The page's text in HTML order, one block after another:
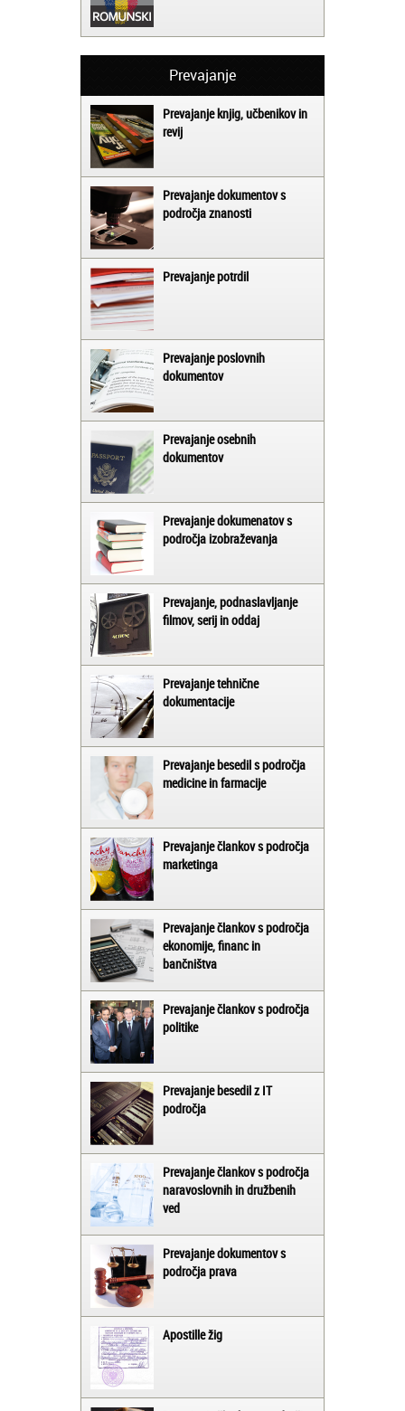
Prevajanje
Prevajanje knjig, učbenikov in
revij
Prevajanje dokumentov s
področja znanosti
Prevajanje potrdil
Prevajanje poslovnih
dokumentov
Prevajanje osebnih
dokumentov
Prevajanje dokumenatov s
področja izobraževanja
Prevajanje, podnaslavljanje
filmov, serij in oddaj
Prevajanje tehnične
dokumentacije
Prevajanje besedil s področja
medicine in farmacije
Prevajanje člankov s področja
marketinga
Prevajanje člankov s področja
ekonomije, financ in
bančništva
Prevajanje člankov s področja
politike
Prevajanje besedil z IT
področja
Prevajanje člankov s področja
naravoslovnih in družbenih
ved
Prevajanje dokumentov s
področja prava
Apostille žig